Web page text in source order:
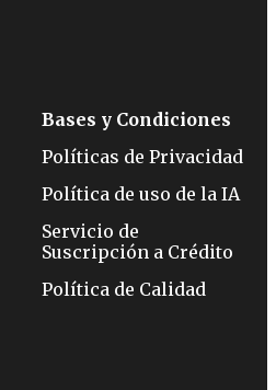
Bases y Condiciones
Políticas de Privacidad
Política de uso de la IA
Servicio de
Suscripción a Crédito
Política de Calidad